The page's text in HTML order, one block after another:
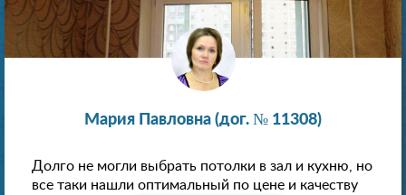
Мария Павловна (дог. № 11308)
Долго не могли выбрать потолки в зал и кухню, но
все таки нашли оптимальный по цене и качеству